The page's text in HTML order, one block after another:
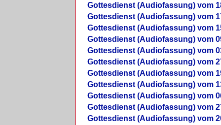
Gottesdienst (Audiofassung) vom
Gottesdienst (Audiofassung) vom
Gottesdienst (Audiofassung) vom
Gottesdienst (Audiofassung) vom
Gottesdienst (Audiofassung) vom
Gottesdienst (Audiofassung) vom
Gottesdienst (Audiofassung) vom
Gottesdienst (Audiofassung) vom
Gottesdienst (Audiofassung) vom
Gottesdienst (Audiofassung) vom
Gottesdienst (Audiofassung) vom